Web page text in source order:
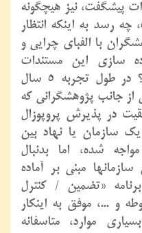
پیشگفت، نیز هیچگونه
رسد به اینکه انتظار
با الفبای چرایی و
سازی این مستندات
آشنایی داشته باشند؟ در طول تجربه 5 سال
از جانب پژوهشگرانی که
در پذیرش پروپوزال
سازمان یا نهاد بین
شده، اما بدنبال
مبنی بر آماده
«تضمین / کنترل
و ...، موفق به اینکار
موارد، متاسفانه